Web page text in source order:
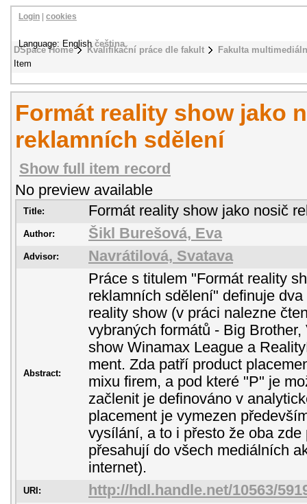
DSpace Home Kvalifikační práce dle fakult
Fakulta
Item
Login cookies
Language: Englishčeština
Formát reality show jako
reklamních sdělení
Show full item record
No preview available
Title: Formát reality show jako nosič
Author: Šikl Burešová, Eva
Advisor: Navrátilová, Svatava
Abstract:
Práce s titulem "Formát reality
reklamních sdělení" definuje
reality show (v práci nalezne
vybraných formátů - Big
show Winamax League a
ment. Zda patří product
mixu firem, a pod které "P" je
začlenit je definováno v
placement je vymezen
vysílání, a to i přesto že oba zde
přesahují do všech mediálních
internet).
URI: http://hdl.handle.net/10563/